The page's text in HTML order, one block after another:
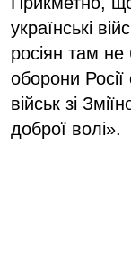
українські
росіян там не
оборони
військ зі
доброї волі».